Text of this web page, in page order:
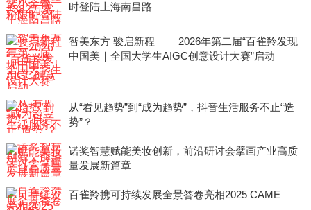
时登陆上海南昌路
智美东方 骏启新程 ——2026年第二届“百雀羚发现
中国美｜全国大学生AIGC创意设计大赛”启动
从“看见趋势”到“成为趋势”，抖音生活服务不止“造
势”？
诺奖智慧赋能美妆创新，前沿研讨会擘画产业高质
量发展新篇章
百雀羚携可持续发展全景答卷亮相2025 CAME